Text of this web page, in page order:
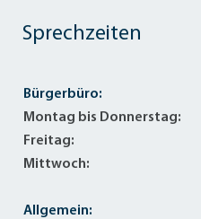
Sprechzeiten
Bürgerbüro:
Montag bis Donnerstag:
Freitag:
Mittwoch:
Allgemein: